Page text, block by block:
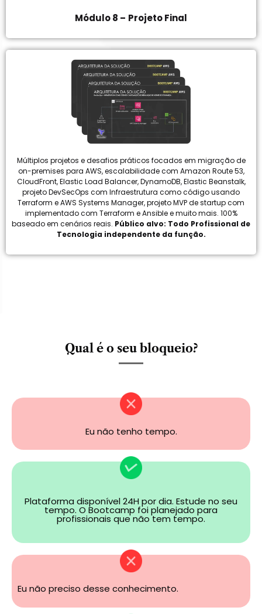
Módulo 8 – Projeto Final
Múltiplos projetos e desafios práticos focados em migração de
on-premises para AWS, escalabilidade com Amazon Route 53,
CloudFront, Elastic Load Balancer, DynamoDB, Elastic Beanstalk,
projeto DevSecOps com Infraestrutura como código usando
Terraform e AWS Systems Manager, projeto MVP de startup com
implementado com Terraform e Ansible e muito mais. 100%
baseado em cenários reais. Público alvo: Todo Profissional de
Tecnologia independente da função.
Qual é o seu bloqueio?
Eu não tenho tempo.
Plataforma disponível 24H por dia. Estude no seu
tempo. O Bootcamp foi planejado para
profissionais que não tem tempo.
Eu não preciso desse conhecimento.